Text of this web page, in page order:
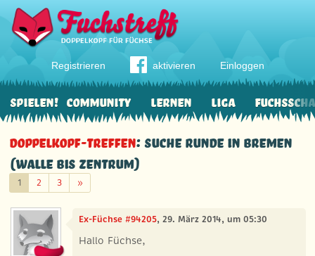
Registrieren aktivieren Einloggen
Community Lernen Liga
Spielen!
Doppelkopf-Treffen: Suche Runde in Bremen
(Walle bis Zentrum)
1 2 3 »Weiter
Ex-Füchse #94205, 29. März 2014, um 05:30
Hallo Füchse,